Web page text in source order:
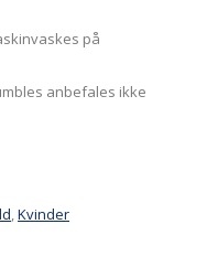
på
anbefales ikke
Kvinder